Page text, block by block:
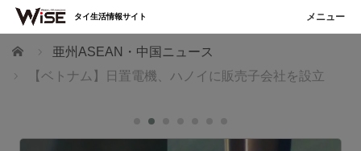
ホーム
亜州ASEAN・中国ニュース
【ベトナム】日置電機、ハノイに販売子会社を設立
タイ生活情報サイト